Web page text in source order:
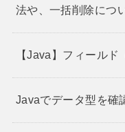
法や、一括削除につ
【Java】フィール
Javaでデータ型を確